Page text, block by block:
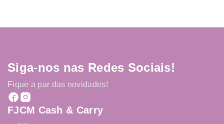
Siga-nos nas Redes Sociais!
Fique a par das novidades!
FJCM Cash & Carry